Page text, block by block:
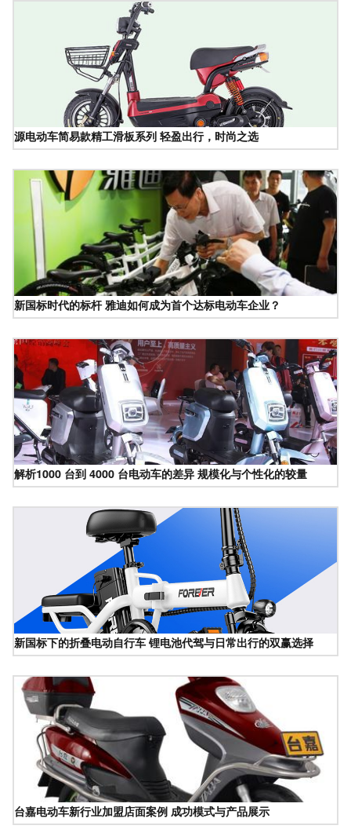
源电动车简易款精工滑板系列 轻盈出行，时尚之选
新国标时代的标杆 雅迪如何成为首个达标电动车企业？
解析1000 台到 4000 台电动车的差异 规模化与个性化的较量
新国标下的折叠电动自行车 锂电池代驾与日常出行的双赢选择
台嘉电动车新行业加盟店面案例 成功模式与产品展示